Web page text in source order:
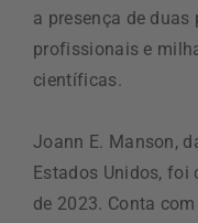
a presença de
profissionais e
científicas.
Joann E. Manson,
Estados Unidos,
de 2023. Conta